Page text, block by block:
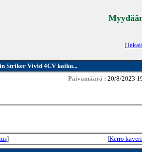
[
Striker Vivid 4CV kaiku...
Päivämäärä : 20/8/2023
] [Kerro